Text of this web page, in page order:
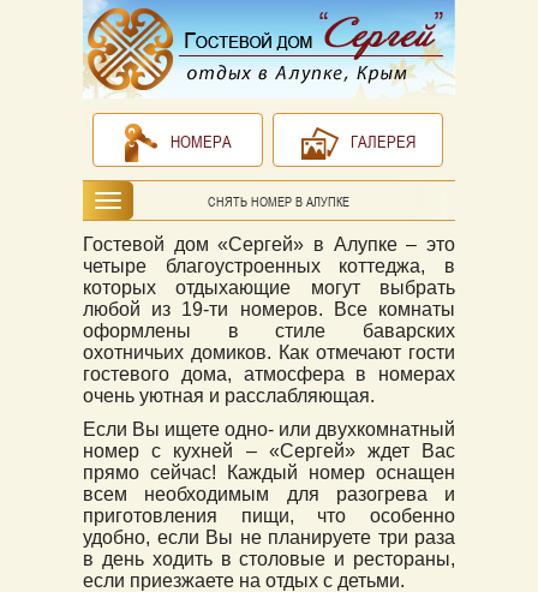
НОМЕРА ГАЛЕРЕЯ
СНЯТЬ НОМЕР В АЛУПКЕ
Гостевой дом «Сергей» в Алупке – это
четыре благоустроенных коттеджа, в
которых отдыхающие могут выбрать
любой из 19-ти номеров. Все комнаты
оформлены в стиле баварских
охотничьих домиков. Как отмечают гости
гостевого дома, атмосфера в номерах
очень уютная и расслабляющая.
Если Вы ищете одно- или двухкомнатный
номер с кухней – «Сергей» ждет Вас
прямо сейчас! Каждый номер оснащен
всем необходимым для разогрева и
приготовления пищи, что особенно
удобно, если Вы не планируете три раза
в день ходить в столовые и рестораны,
если приезжаете на отдых с детьми.